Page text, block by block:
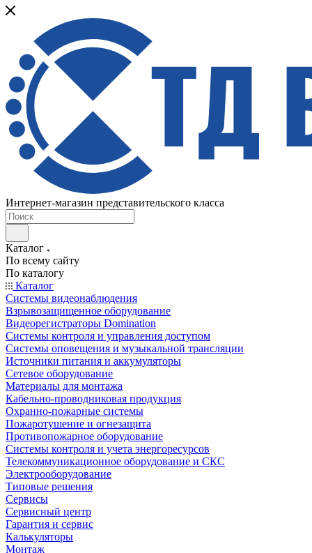
Интернет-магазин представительского класса
Каталог
По всему сайту
По каталогу
Каталог
Системы видеонаблюдения
Взрывозащищенное оборудование
Видеорегистраторы Domination
Системы контроля и управления доступом
Системы оповещения и музыкальной трансляции
Источники питания и аккумуляторы
Сетевое оборудование
Материалы для монтажа
Кабельно-проводниковая продукция
Охранно-пожарные системы
Пожаротушение и огнезащита
Противопожарное оборудование
Системы контроля и учета энергоресурсов
Телекоммуникационное оборудование и СКС
Электрооборудование
Типовые решения
Сервисы
Сервисный центр
Гарантия и сервис
Калькуляторы
Монтаж